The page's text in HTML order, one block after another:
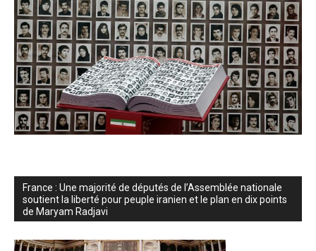
France : Une majorité de députés de l’Assemblée nationale
soutient la liberté pour peuple iranien et le plan en dix points
de Maryam Radjavi